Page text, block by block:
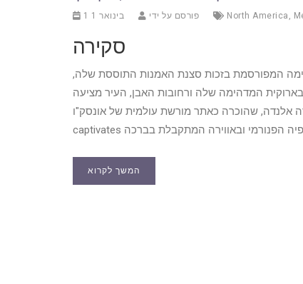
1 בינואר 1 פורסם על ידי North America
סקירה
המפורסמת בזכות סצנת האמנות התוססת שלה,
המדהימה שלה ורחובות האבן, העיר מציעה
דה אלנדה, שהוכרה כאתר מורשת עולמית של אונסק"ו,
המשך לקרוא